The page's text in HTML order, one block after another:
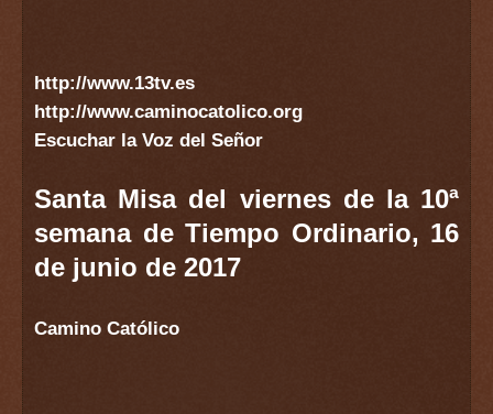
http://www.13tv.es
http://www.caminocatolico.org
Escuchar la Voz del Señor
Santa Misa del viernes de la 10ª
semana de Tiempo Ordinario, 16
de junio de 2017
Camino Católico